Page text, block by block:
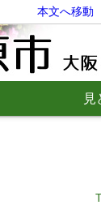
本文へ移動
見